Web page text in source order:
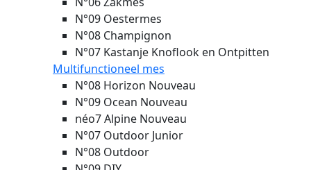
N°09 Oestermes
N°08 Champignon
N°07 Kastanje Knoflook en Ontpitten
Multifunctioneel mes
N°08 Horizon Nouveau
N°09 Ocean Nouveau
néo7 Alpine Nouveau
N°07 Outdoor Junior
N°08 Outdoor